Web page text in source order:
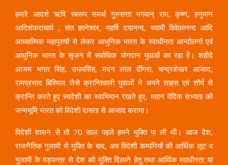
हमारे आदर्श ऋषि स्वरूप समर्थ गुरुसत्ता भगवान् राम, कृष्ण, हनुमान
आदिशंकराचार्य , संत ज्ञानेश्वर, महर्षि दयानन्द, स्वामी विवेकानन्द आदि
आध्यात्मिक महापुरुषों से लेकर आधुनिक भारत के स्वाधीनता आन्दोलनों एवं
आधुनिक भारत के सृजन में सर्वाधिक योगदान युवाओं का रहा है। शहीदे
आजम भगत सिंह, उधमसिंह, मदन लाल ढींगरा, चन्द्रशेखर आजाद,
रामप्रसाद बिस्मिल जैसे क्रान्तिकारी युवाओं ने अपने साहस एवं शौर्य से
क्रान्ति करते हुए स्वदेशी का स्वाभिमान रखते हुए, महान वैदिक सभ्यता की
जन्मभूमि भारत को विदेशी दासता से आजाद कराया।
विदेशी शासन से तो 70 साल पहले हमने मुक्ति पा ली थी। आज देश,
राजनैतिक गुलामी से मुक्ति के बाद, अब विदेशी कम्पनियों की आर्थिक लूट व
गुलामी के षड्यन्त्र से देश को मुक्ति दिलाने हेतु तथा आर्थिक स्वाधीनता या